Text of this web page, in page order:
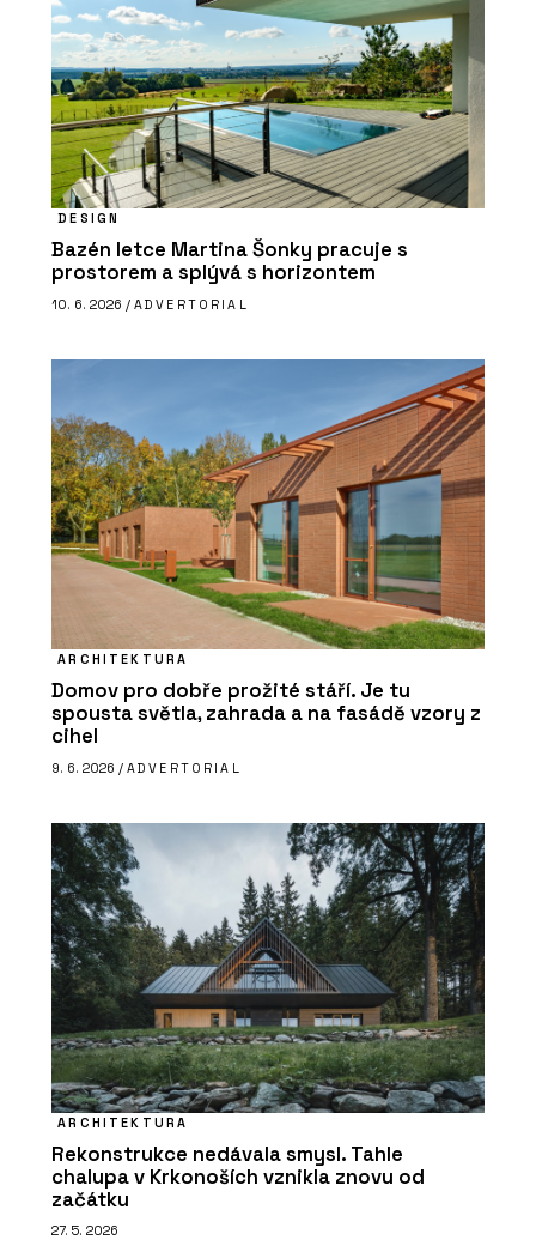
DESIGN
Bazén letce Martina Šonky pracuje s
prostorem a splývá s horizontem
10. 6. 2026 / ADVERTORIAL
ARCHITEKTURA
Domov pro dobře prožité stáří. Je tu
spousta světla, zahrada a na fasádě vzory z
cihel
9. 6. 2026 / ADVERTORIAL
ARCHITEKTURA
Rekonstrukce nedávala smysl. Tahle
chalupa v Krkonoších vznikla znovu od
začátku
27. 5. 2026